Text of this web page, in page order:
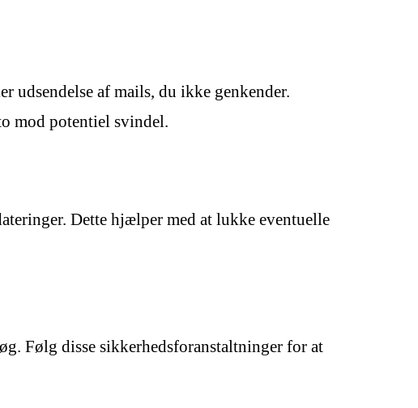
udsendelse af mails, du ikke genkender.
mod potentiel svindel.
Dette hjælper med at lukke eventuelle
Følg disse sikkerhedsforanstaltninger for at